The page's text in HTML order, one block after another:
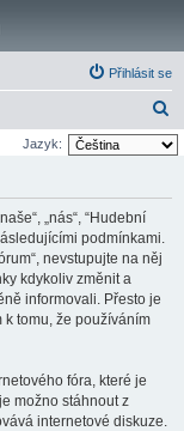
Přihlásit se
l
Jazyk:
„nás“, “Hudební
podmínkami.
nevstupujte na něj
kdykoliv změnit a
informovali. Přesto je
tomu, že používáním
fóra, které je
možno stáhnout z
internetové diskuze.